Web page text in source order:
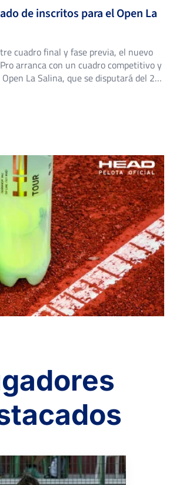
de inscritos para el Open La
cuadro final y fase previa, el nuevo
arranca con un cuadro competitivo y
La Salina, que se disputará del 23